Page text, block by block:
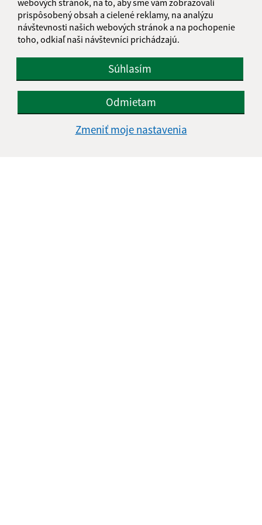
prispôsobený obsah a cielené reklamy, na analýzu
návštevnosti našich webových stránok a na pochopenie
toho, odkiaľ naši návštevníci prichádzajú.
Súhlasím
Odmietam
Zmeniť moje nastavenia